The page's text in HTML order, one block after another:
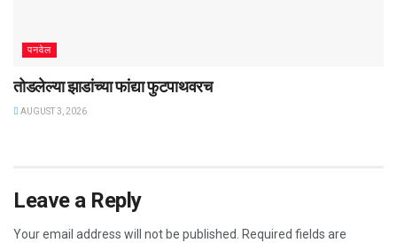
पनवेल
तोडलेल्या झाडांच्या फांद्या फुटपाथवरच
AUGUST 3, 2026
Leave a Reply
Your email address will not be published.
Required fields are